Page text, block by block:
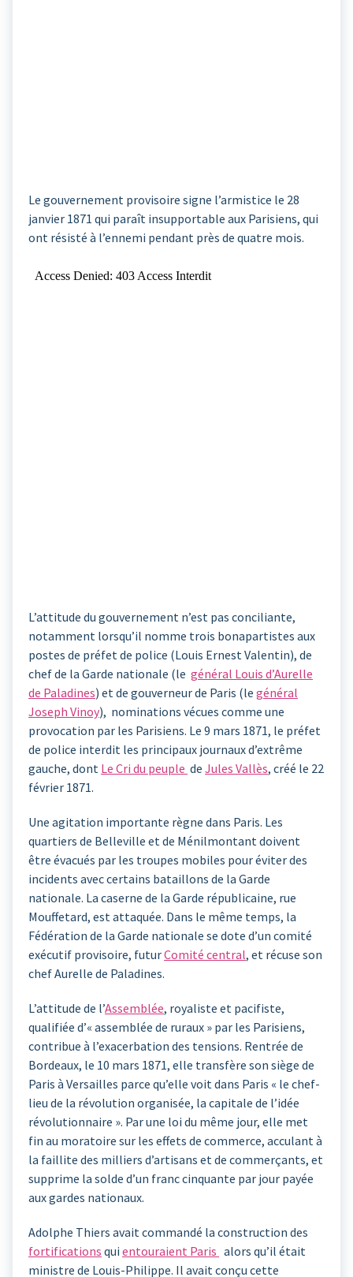
Le gouvernement provisoire signe l’armistice le 28
janvier 1871 qui paraît insupportable aux Parisiens, qui
ont résisté à l’ennemi pendant près de quatre mois.
L’attitude du gouvernement n’est pas conciliante,
notamment lorsqu’il nomme trois bonapartistes aux
postes de préfet de police (Louis Ernest Valentin), de
chef de la Garde nationale (le général Louis d’Aurelle
de Paladines) et de gouverneur de Paris (le général
Joseph Vinoy), nominations vécues comme une
provocation par les Parisiens. Le 9 mars 1871, le préfet
de police interdit les principaux journaux d’extrême
gauche, dont Le Cri du peuple de Jules Vallès, créé le 22
février 1871.
Une agitation importante règne dans Paris. Les
quartiers de Belleville et de Ménilmontant doivent
être évacués par les troupes mobiles pour éviter des
incidents avec certains bataillons de la Garde
nationale. La caserne de la Garde républicaine, rue
Mouffetard, est attaquée. Dans le même temps, la
Fédération de la Garde nationale se dote d’un comité
exécutif provisoire, futurComité central, et récuse son
chef Aurelle de Paladines.
L’attitude de l’Assemblée, royaliste et pacifiste,
qualifiée d’« assemblée de ruraux » par les Parisiens,
contribue à l’exacerbation des tensions. Rentrée de
Bordeaux, le 10 mars 1871, elle transfère son siège de
Paris à Versailles parce qu’elle voit dans Paris « le chef-
lieu de la révolution organisée, la capitale de l’idée
révolutionnaire ». Par une loi du même jour, elle met
fin au moratoire sur les effets de commerce, acculant à
la faillite des milliers d’artisans et de commerçants, et
supprime la solde d’un franc cinquante par jour payée
aux gardes nationaux.
Adolphe Thiers avait commandé la construction des
fortifications qui entouraient Paris alors qu’il était
ministre de Louis-Philippe. Il avait conçu cette